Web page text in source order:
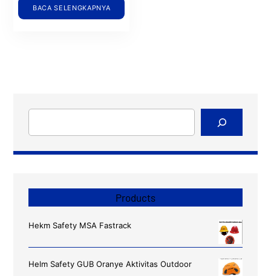
BACA SELENGKAPNYA
Cari
Products
Hekm Safety MSA Fastrack
Helm Safety GUB Oranye Aktivitas Outdoor